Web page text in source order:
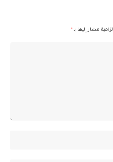
مشار إليها بـ *